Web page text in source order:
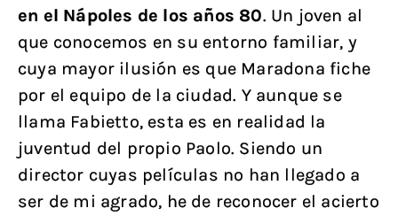
en el Nápoles de los años 80. Un joven al
que conocemos en su entorno familiar, y
cuya mayor ilusión es que Maradona fiche
por el equipo de la ciudad. Y aunque se
llama Fabietto, esta es en realidad la
juventud del propio Paolo. Siendo un
director cuyas películas no han llegado a
ser de mi agrado, he de reconocer el acierto